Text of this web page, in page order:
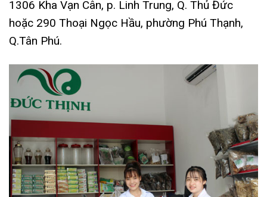
1306 Kha Vạn Cân, p. Linh Trung, Q. Thủ Đức
hoặc 290 Thoại Ngọc Hầu, phường Phú Thạnh,
Q.Tân Phú.